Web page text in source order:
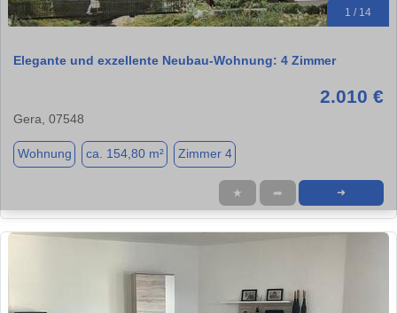
1 / 14
Elegante und exzellente Neubau-Wohnung: 4 Zimmer
2.010 €
Gera, 07548
Wohnung ca. 154,80 m² Zimmer 4
★ ➦ ➜